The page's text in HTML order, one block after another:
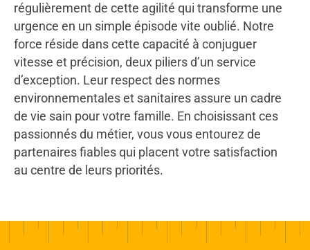
régulièrement de cette agilité qui transforme une
urgence en un simple épisode vite oublié. Notre
force réside dans cette capacité à conjuguer
vitesse et précision, deux piliers d’un service
d’exception. Leur respect des normes
environnementales et sanitaires assure un cadre
de vie sain pour votre famille. En choisissant ces
passionnés du métier, vous vous entourez de
partenaires fiables qui placent votre satisfaction
au centre de leurs priorités.